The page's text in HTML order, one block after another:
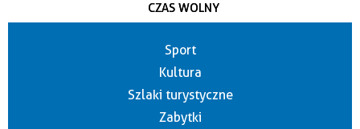
CZAS WOLNY
Sport
Kultura
Szlaki turystyczne
Zabytki